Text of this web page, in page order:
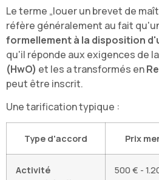
Le terme „louer un brevet de
réfère généralement au fait
formellement à la disposition
qu'il réponde aux exigences de la
(HwO) et les a transformés en
peut être inscrit.
Une tarification typique :
Type d'accord Prix
Activité
500 € -